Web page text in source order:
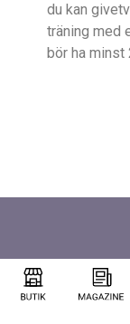
du kan
träning med
bör ha minst